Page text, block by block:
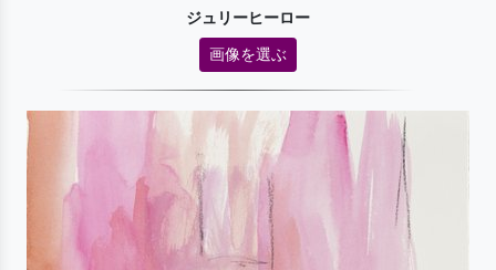
ジュリーヒーロー
画像を選ぶ